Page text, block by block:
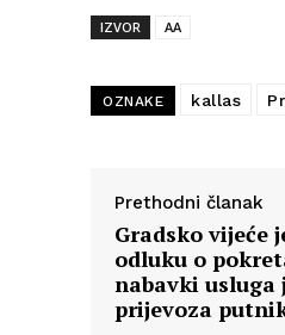
IZVOR AA
OZNAKE kallas
Prethodni članak
Gradsko vijeće
odluku o
nabavki
prijevoza